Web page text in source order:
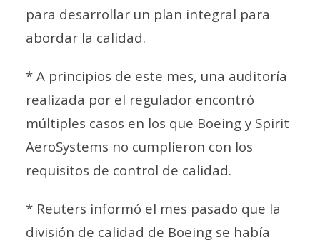
para desarrollar un plan integral para
abordar la calidad.
* A principios de este mes, una auditoría
realizada por el regulador encontró
múltiples casos en los que Boeing y Spirit
AeroSystems no cumplieron con los
requisitos de control de calidad.
* Reuters informó el mes pasado que la
división de calidad de Boeing se había